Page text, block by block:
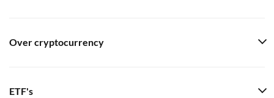
Over cryptocurrency
ETF's